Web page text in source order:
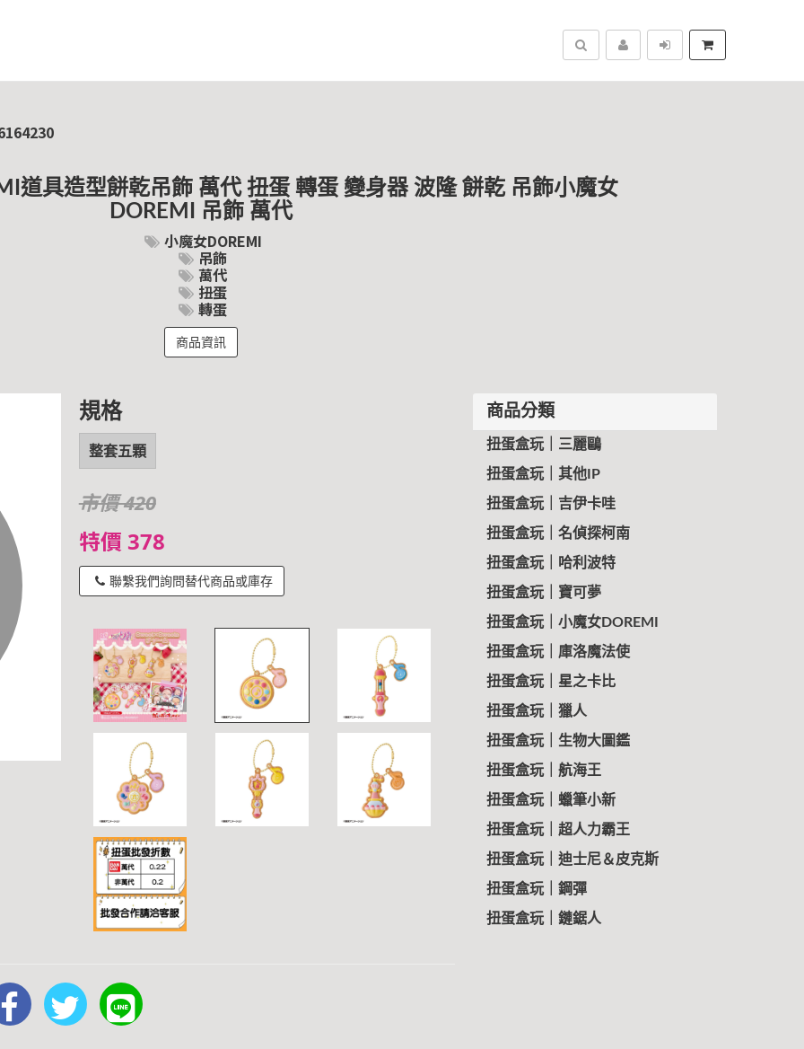
搜尋
道具造型餅乾吊飾 萬代 扭蛋 轉蛋 變身器 波隆 餅乾 吊飾小魔女
DOREMI 吊飾 萬代
小魔女DOREMI
吊飾
萬代
扭蛋
轉蛋
商品資訊
規格
整套五顆
市價 420
特價 378
聯繫我們詢問替代商品或庫存
商品分類
扭蛋盒玩｜三麗鷗
扭蛋盒玩｜其他IP
扭蛋盒玩｜吉伊卡哇
扭蛋盒玩｜名偵探柯南
扭蛋盒玩｜哈利波特
扭蛋盒玩｜寶可夢
扭蛋盒玩｜小魔女DOREMI
扭蛋盒玩｜庫洛魔法使
扭蛋盒玩｜星之卡比
扭蛋盒玩｜獵人
扭蛋盒玩｜生物大圖鑑
扭蛋盒玩｜航海王
扭蛋盒玩｜蠟筆小新
扭蛋盒玩｜超人力霸王
扭蛋盒玩｜迪士尼＆皮克斯
扭蛋盒玩｜鋼彈
扭蛋盒玩｜鏈鋸人